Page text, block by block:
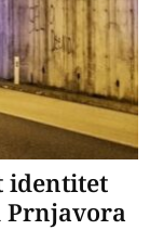
identitet
Prnjavora